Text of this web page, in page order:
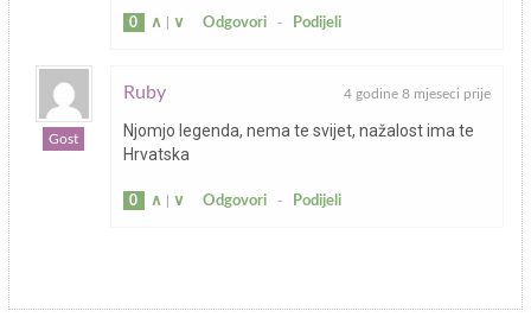
0 ∧ ∨ Odgovori- Podijeli
Gost
Ruby 4 godine 8 mjeseci prije
Njomjo legenda, nema te svijet, nažalost ima te
Hrvatska
0 ∧ ∨ Odgovori- Podijeli